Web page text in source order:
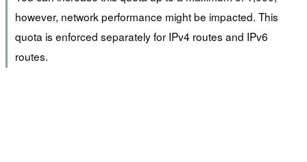
however, network performance might be impacted. This
quota is enforced separately for IPv4 routes and IPv6
routes.